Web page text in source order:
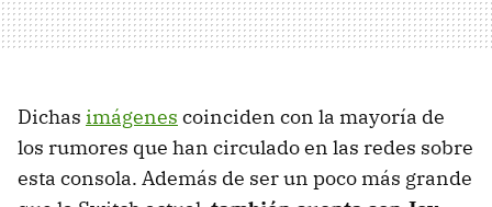
Dichas imágenes coinciden con la mayoría de
los rumores que han circulado en las redes sobre
esta consola. Además de ser un poco más grande